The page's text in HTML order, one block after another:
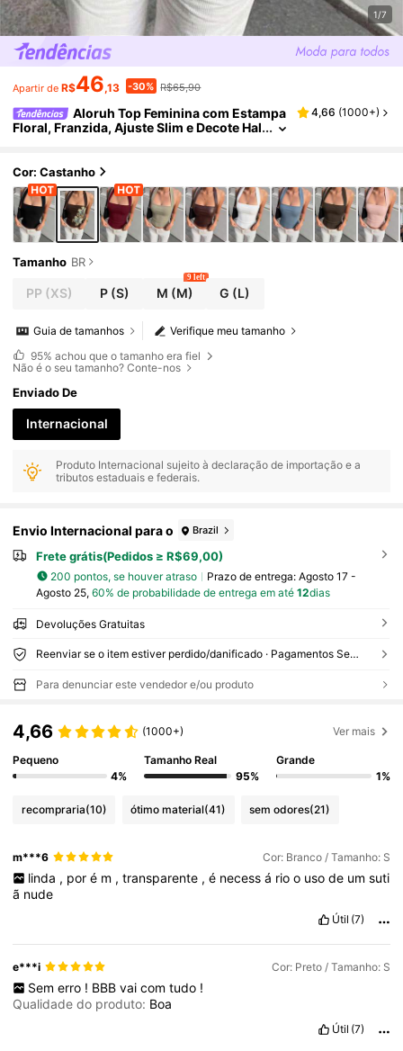
1/7
Apartir de R$46,13 -30% R$65,90
Aloruh Top Feminina com Estampa
Floral, Franzida, Ajuste Slim e Decote Hal
4,66 (1000+)
Cor: Castanho
Tamanho BR
PP (XS) P(S) M (M)
9 left
G (L)
Verifique meu tamanho
Guia de tamanhos
95% achou que o tamanho era fiel
Não é o seu tamanho? Conte-nos
Enviado De
Internacional
Produto Internacional sujeito à declaração de importação e a
tributos estaduais e federais.
Envio Internacional para o Brazil
Frete grátis(Pedidos ≥ R$69,00)
200 pontos, se houver atraso Prazo de entrega: Agosto 17 -
Agosto 25, 60% de probabilidade de entrega em até 12dias
Devoluções Gratuitas
Reenviar se o item estiver perdido/danificado · Pagamentos Seguros · Proteção de privacidade
Para denunciar este vendedor e/ou produto
4,66 (1000+) Ver mais
Pequeno
4%
Tamanho Real
95%
Grande
1%
recompraria(10) ótimo material(41) sem odores(21)
m***6 Cor: Branco / Tamanho: S
linda , por é m , transparente , é necess á rio o uso de um suti
ã nude
Útil (7)
e***i Cor: Preto / Tamanho: S
Sem erro ! BBB vai com tudo !
Qualidade do produto: Boa
Útil (7)